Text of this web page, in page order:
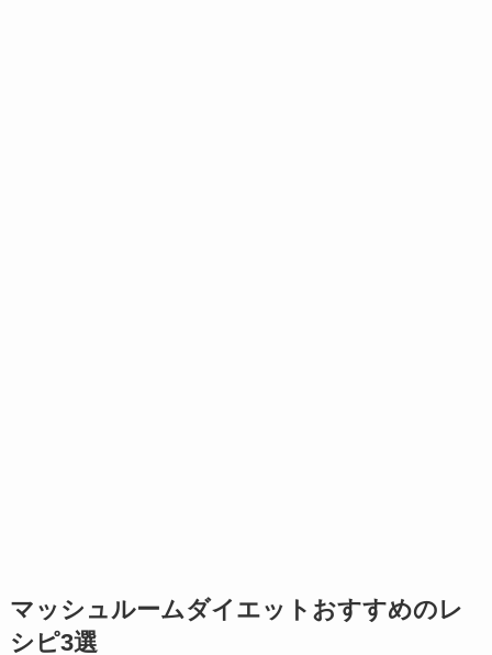
マッシュルームダイエットおすすめのレ
シピ3選